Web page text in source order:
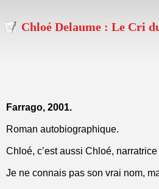
Chloé Delaume : Le Cri
Farrago, 2001.
Roman autobiographique.
Chloé, c’est aussi Chloé,
Je ne connais pas son vrai nom,